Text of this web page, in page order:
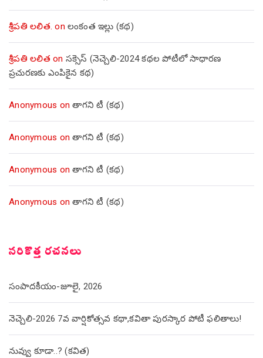
శ్రీపతి లలిత. on లంకంత ఇల్లు (కథ)
శ్రీపతి లలిత on సక్సెస్ (నెచ్చెలి-2024 కథల పోటీలో సాధారణ
ప్రచురణకు ఎంపికైన కథ)
Anonymous onతాగని టీ (కథ)
Anonymous onతాగని టీ (కథ)
Anonymous onతాగని టీ (కథ)
Anonymous onతాగని టీ (కథ)
సరికొత్త రచనలు
సంపాదకీయం-జూలై, 2026
నెచ్చెలి-2026 7వ వార్షికోత్సవ కథా,కవితా పురస్కార పోటీ ఫలితాలు!
నువ్వు కూడా..? (కవిత)